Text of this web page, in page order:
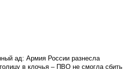
ад: Армия России разнесла
в клочья – ПВО не смогла сбить